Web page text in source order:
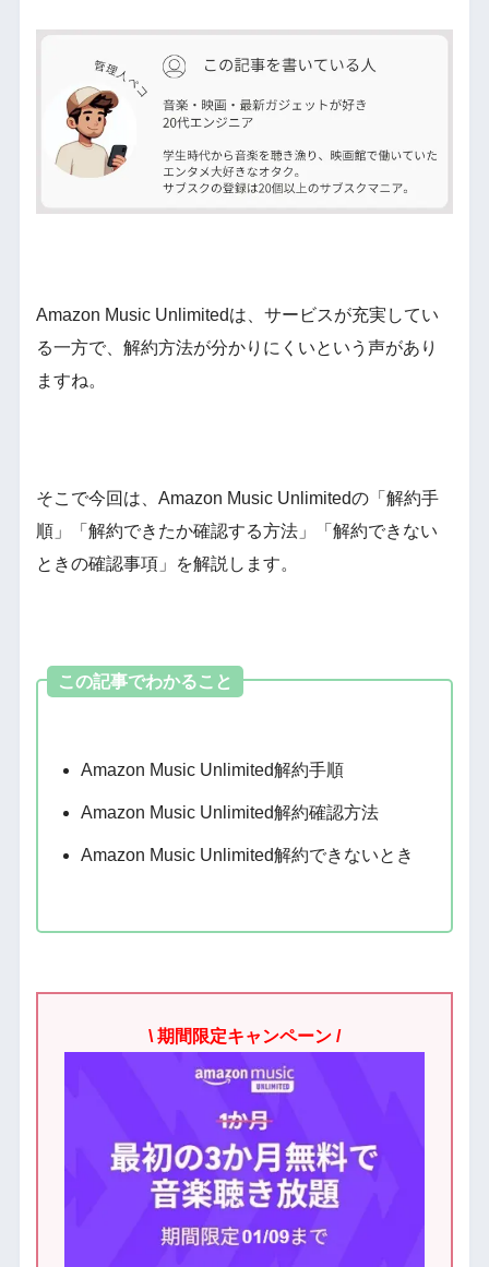
Amazon Music Unlimitedは、サービスが充実してい
る一方で、解約方法が分かりにくいという声があり
ますね。
そこで今回は、Amazon Music Unlimitedの「解約手
順」「解約できたか確認する方法」「解約できない
ときの確認事項」を解説します。
この記事でわかること
Amazon Music Unlimited解約手順
Amazon Music Unlimited解約確認方法
Amazon Music Unlimited解約できないとき
\ 期間限定キャンペーン /